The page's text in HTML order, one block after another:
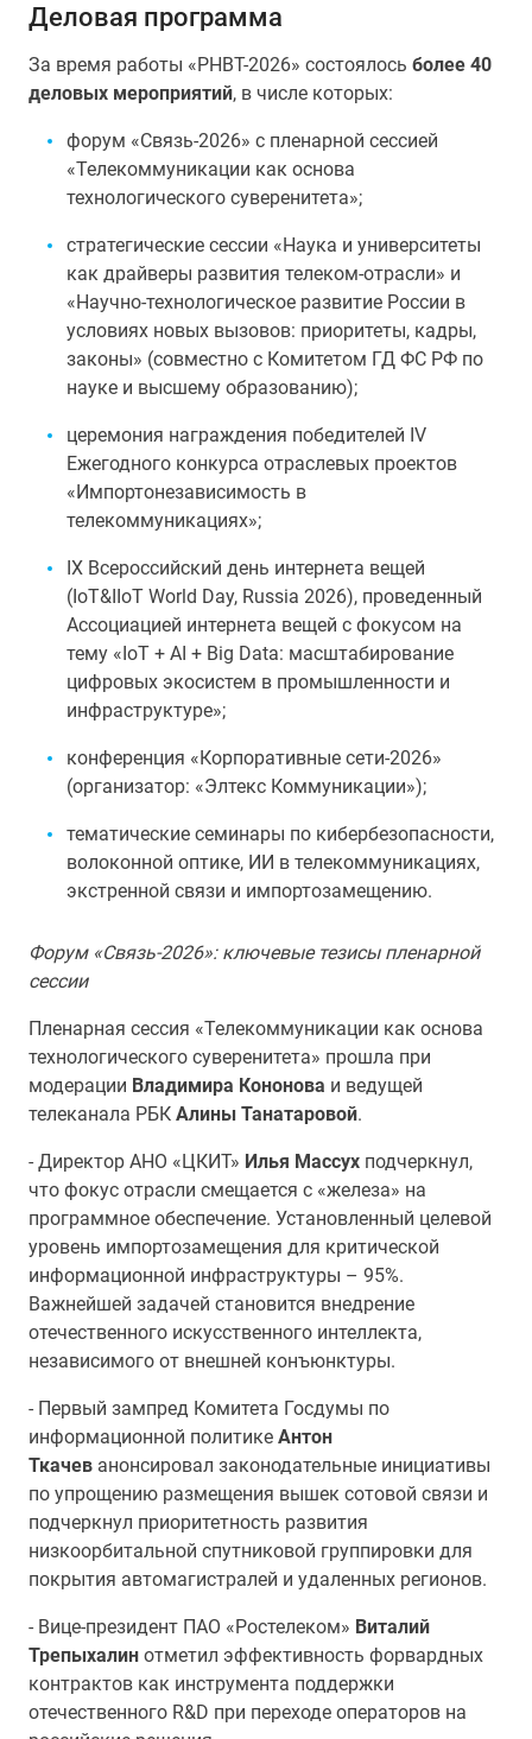
Деловая программа
За время работы «РНВТ-2026» состоялось более 40
деловых мероприятий, в числе которых:
форум «Связь-2026» с пленарной сессией
«Телекоммуникации как основа
технологического суверенитета»;
стратегические сессии «Наука и университеты
как драйверы развития телеком-отрасли» и
«Научно-технологическое развитие России в
условиях новых вызовов: приоритеты, кадры,
законы» (совместно с Комитетом ГД ФС РФ по
науке и высшему образованию);
церемония награждения победителей IV
Ежегодного конкурса отраслевых проектов
«Импортонезависимость в
телекоммуникациях»;
IX Всероссийский день интернета вещей
(IoT&IIoT World Day, Russia 2026), проведенный
Ассоциацией интернета вещей с фокусом на
тему «IoT + AI + Big Data: масштабирование
цифровых экосистем в промышленности и
инфраструктуре»;
конференция «Корпоративные сети-2026»
(организатор: «Элтекс Коммуникации»);
тематические семинары по кибербезопасности,
волоконной оптике, ИИ в телекоммуникациях,
экстренной связи и импортозамещению.
Форум «Связь-2026»: ключевые тезисы пленарной
сессии
Пленарная сессия «Телекоммуникации как основа
технологического суверенитета» прошла при
модерации Владимира Кононова и ведущей
телеканала РБК Алины Танатаровой.
- Директор АНО «ЦКИТ» Илья Массух подчеркнул,
что фокус отрасли смещается с «железа» на
программное обеспечение. Установленный целевой
уровень импортозамещения для критической
информационной инфраструктуры – 95%.
Важнейшей задачей становится внедрение
отечественного искусственного интеллекта,
независимого от внешней конъюнктуры.
- Первый зампред Комитета Госдумы по
информационной политике Антон
Ткачев анонсировал законодательные инициативы
по упрощению размещения вышек сотовой связи и
подчеркнул приоритетность развития
низкоорбитальной спутниковой группировки для
покрытия автомагистралей и удаленных регионов.
- Вице-президент ПАО «Ростелеком» Виталий
Трепыхалин отметил эффективность форвардных
контрактов как инструмента поддержки
отечественного R&D при переходе операторов на